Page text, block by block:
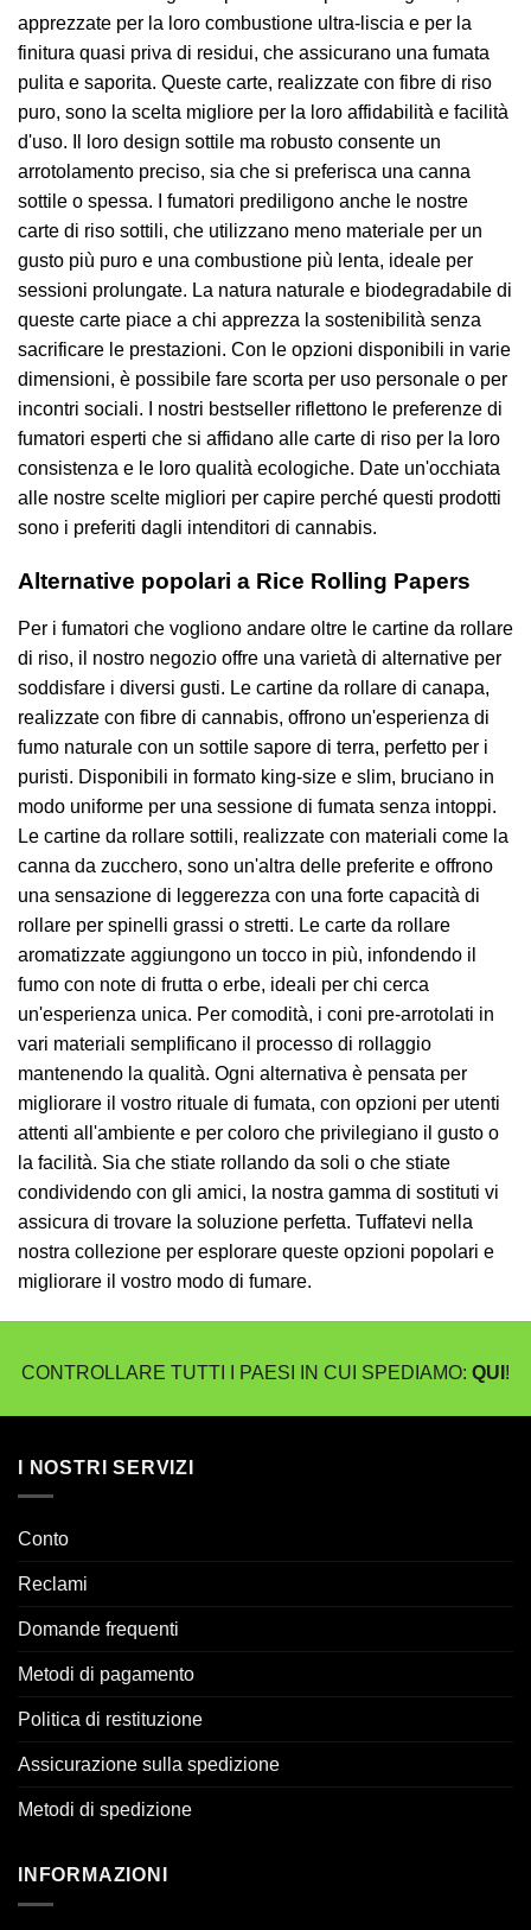
apprezzate per la loro combustione ultra-liscia e per la
finitura quasi priva di residui, che assicurano una fumata
pulita e saporita. Queste carte, realizzate con fibre di riso
puro, sono la scelta migliore per la loro affidabilità e facilità
d'uso. Il loro design sottile ma robusto consente un
arrotolamento preciso, sia che si preferisca una canna
sottile o spessa. I fumatori prediligono anche le nostre
carte di riso sottili, che utilizzano meno materiale per un
gusto più puro e una combustione più lenta, ideale per
sessioni prolungate. La natura naturale e biodegradabile di
queste carte piace a chi apprezza la sostenibilità senza
sacrificare le prestazioni. Con le opzioni disponibili in varie
dimensioni, è possibile fare scorta per uso personale o per
incontri sociali. I nostri bestseller riflettono le preferenze di
fumatori esperti che si affidano alle carte di riso per la loro
consistenza e le loro qualità ecologiche. Date un'occhiata
alle nostre scelte migliori per capire perché questi prodotti
sono i preferiti dagli intenditori di cannabis.
Alternative popolari a Rice Rolling Papers
Per i fumatori che vogliono andare oltre le cartine da rollare
di riso, il nostro negozio offre una varietà di alternative per
soddisfare i diversi gusti. Le cartine da rollare di canapa,
realizzate con fibre di cannabis, offrono un'esperienza di
fumo naturale con un sottile sapore di terra, perfetto per i
puristi. Disponibili in formato king-size e slim, bruciano in
modo uniforme per una sessione di fumata senza intoppi.
Le cartine da rollare sottili, realizzate con materiali come la
canna da zucchero, sono un'altra delle preferite e offrono
una sensazione di leggerezza con una forte capacità di
rollare per spinelli grassi o stretti. Le carte da rollare
aromatizzate aggiungono un tocco in più, infondendo il
fumo con note di frutta o erbe, ideali per chi cerca
un'esperienza unica. Per comodità, i coni pre-arrotolati in
vari materiali semplificano il processo di rollaggio
mantenendo la qualità. Ogni alternativa è pensata per
migliorare il vostro rituale di fumata, con opzioni per utenti
attenti all'ambiente e per coloro che privilegiano il gusto o
la facilità. Sia che stiate rollando da soli o che stiate
condividendo con gli amici, la nostra gamma di sostituti vi
assicura di trovare la soluzione perfetta. Tuffatevi nella
nostra collezione per esplorare queste opzioni popolari e
migliorare il vostro modo di fumare.
CONTROLLARE TUTTI I PAESI IN CUI SPEDIAMO: QUI !
I NOSTRI SERVIZI
Conto
Reclami
Domande frequenti
Metodi di pagamento
Politica di restituzione
Assicurazione sulla spedizione
Metodi di spedizione
INFORMAZIONI